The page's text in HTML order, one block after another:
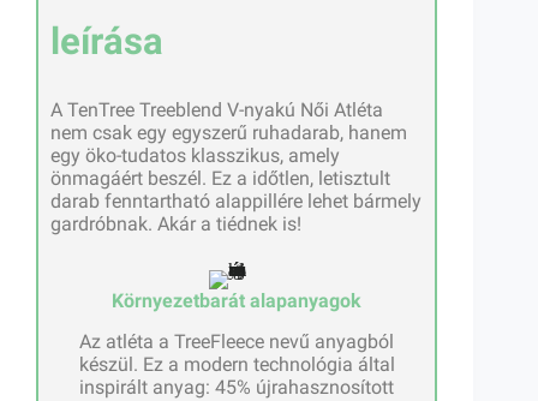
leírása
A TenTree Treeblend V-nyakú Női Atléta
nem csak egy egyszerű ruhadarab, hanem
egy öko-tudatos klasszikus, amely
önmagáért beszél. Ez a időtlen, letisztult
darab fenntartható alappillére lehet bármely
gardróbnak. Akár a tiédnek is!
Környezetbarát alapanyagok
Az atléta a TreeFleece nevű anyagból
készül. Ez a modern technológia által
inspirált anyag: 45% újrahasznosított